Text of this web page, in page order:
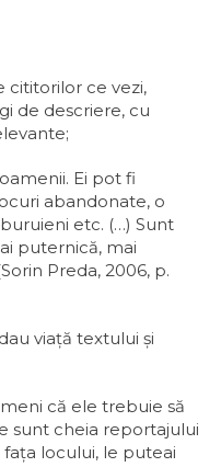
cititorilor ce vezi,
de descriere, cu
Ei pot fi
abandonate, o
etc. (…) Sunt
puternică, mai
Preda, 2006, p.
viaţă textului și
că ele trebuie să
sunt cheia reportajului
locului, le puteai